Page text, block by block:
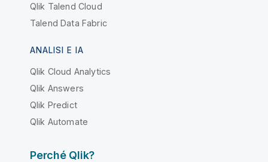
Qlik Talend Cloud
Talend Data Fabric
ANALISI E IA
Qlik Cloud Analytics
Qlik Answers
Qlik Predict
Qlik Automate
Perché Qlik?